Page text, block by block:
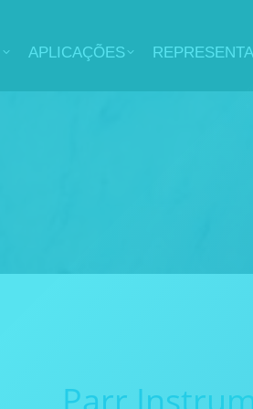
APLICAÇÕES